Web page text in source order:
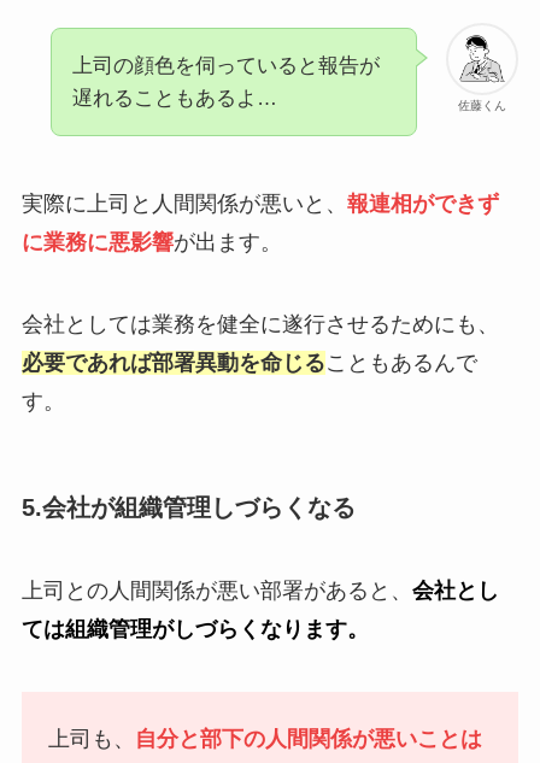
佐藤くん
上司の顔色を伺っていると報告が
遅れることもあるよ…
実際に上司と人間関係が悪いと、 報連相ができず
に業務に悪影響が出ます。
会社としては業務を健全に遂行させるためにも、
必要であれば部署異動を命じることもあるんで
す。
5.会社が組織管理しづらくなる
上司との人間関係が悪い部署があると、 会社とし
ては組織管理がしづらくなります。
上司も、 自分と部下の人間関係が悪いことは